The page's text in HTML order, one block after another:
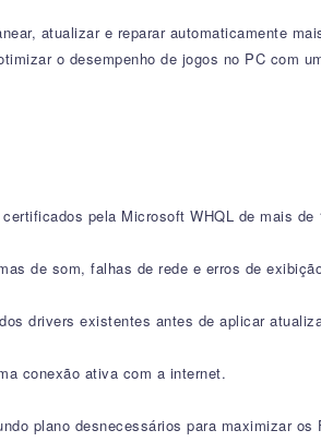
atualizar e reparar automaticamente
o desempenho de jogos no PC com
pela Microsoft WHQL de mais de
de som, falhas de rede e erros de
drivers existentes antes de aplicar
conexão ativa com a internet.
plano desnecessários para maximizar os